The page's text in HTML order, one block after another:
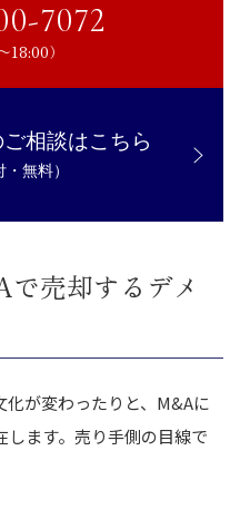
7072
18:00）
相談はこちら
・無料）
売却するデメ
が変わったりと、M&Aに
します。売り手側の目線で